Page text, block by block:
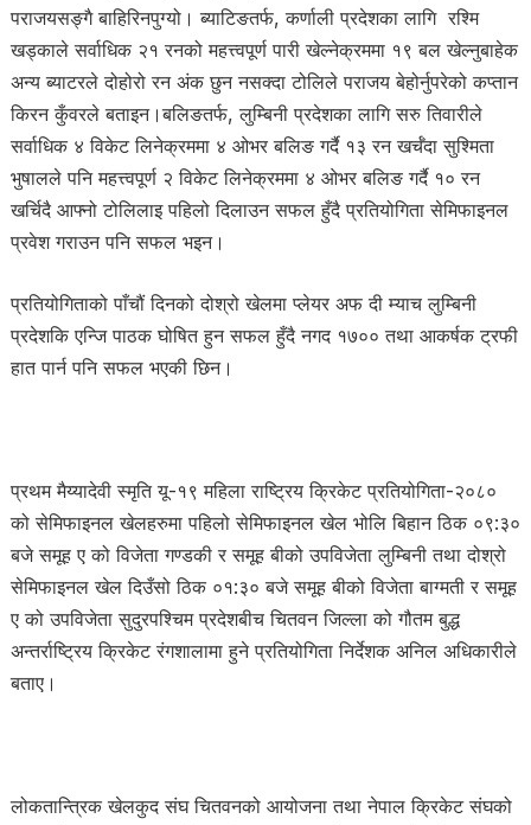
पराजयसङ्गै बाहिरिनपुग्यो। ब्याटिङतर्फ, कर्णाली प्रदेशका लागि रश्मि
खड्काले सर्वाधिक २१ रनको महत्त्वपूर्ण पारी खेल्नेक्रममा १९ बल खेल्नुबाहेक
अन्य ब्याटरले दोहोरो रन अंक छुन नसक्दा टोलिले पराजय बेहोर्नुपरेको कप्तान
किरन कुँवरले बताइन।बलिङतर्फ, लुम्बिनी प्रदेशका लागि सरु तिवारीले
सर्वाधिक ४ विकेट लिनेक्रममा ४ ओभर बलिङ गर्दै १३ रन खर्चँदा सुश्मिता
भुषालले पनि महत्त्वपूर्ण २ विकेट लिनेक्रममा ४ ओभर बलिङ गर्दै १० रन
खर्चिदै आफ्नो टोलिलाइ पहिलो दिलाउन सफल हुँदै प्रतियोगिता सेमिफाइनल
प्रवेश गराउन पनि सफल भइन।
प्रतियोगिताको पाँचौं दिनको दोश्रो खेलमा प्लेयर अफ दी म्याच लुम्बिनी
प्रदेशकि एन्जि पाठक घोषित हुन सफल हुँदै नगद १७०० तथा आकर्षक ट्रफी
हात पार्न पनि सफल भएकी छिन।
प्रथम मैय्यादेवी स्मृति यू-१९ महिला राष्ट्रिय क्रिकेट प्रतियोगिता-२०८०
को सेमिफाइनल खेलहरुमा पहिलो सेमिफाइनल खेल भोलि बिहान ठिक ०९:३०
बजे समूह ए को विजेता गण्डकी र समूह बीको उपविजेता लुम्बिनी तथा दोश्रो
सेमिफाइनल खेल दिउँसो ठिक ०१:३० बजे समूह बीको विजेता बाग्मती र समूह
ए को उपविजेता सुदुरपश्चिम प्रदेशबीच चितवन जिल्ला को गौतम बुद्ध
अन्तर्राष्ट्रिय क्रिकेट रंगशालामा हुने प्रतियोगिता निर्देशक अनिल अधिकारीले
बताए।
लोकतान्त्रिक खेलकुद संघ चितवनको आयोजना तथा नेपाल क्रिकेट संघको